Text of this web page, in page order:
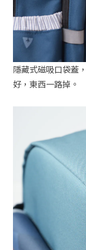
隱藏式磁吸口袋蓋
好，東西一路掉。